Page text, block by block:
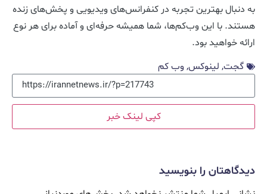
به دنبال بهترین تجربه در کنفرانس‌های ویدیویی و پخش‌های زنده
هستند. با این وب‌کم‌ها، شما همیشه حرفه‌ای و آماده برای هر نوع
ارائه خواهید بود.
گجت, لینوکس, وب کم
کپی لینک خبر
دیدگاهتان را بنویسید